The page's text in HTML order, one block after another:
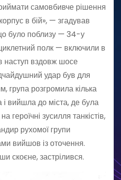
самовбивче рішення
в бій», — згадував
було поблизу — 34-у
полк — включили в
наступ вздовж шосе
удар був для
група розгромила кілька
і вийшла до міста, де була
героїчні зусилля танкістів,
рухомої групи
вийшов із оточення.
скоєне, застрілився.